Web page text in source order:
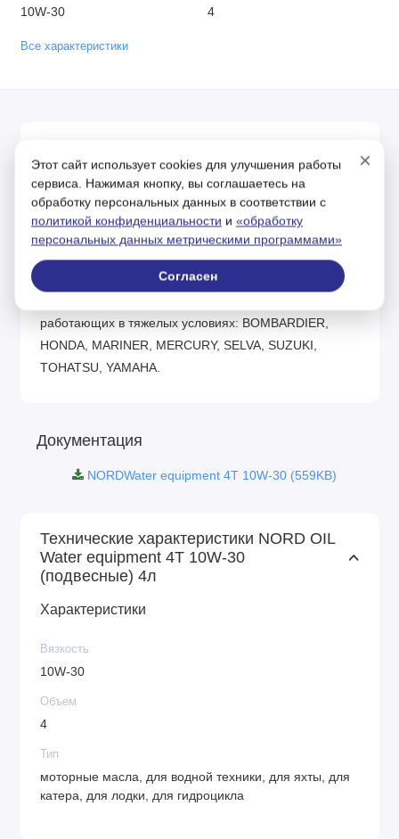
10W-30 4
Все характеристики
NORD OIL Water Equipment 4T 10/30 API SL –
моторное масло для 4-х тактных подвесных
бензиновых двигателей водных транспортных
средств. Моторное масло специально разработано
для использования в 4-х тактных подвесных
работающих в тяжелых условиях: BOMBARDIER,
HONDA, MARINER, MERCURY, SELVA, SUZUKI,
TOHATSU, YAMAHA.
Документация
NORDWater equipment 4Т 10W-30 (559KB)
Технические характеристики NORD OIL
Water equipment 4Т 10W-30
(подвесные) 4л
Характеристики
Вязкость
10W-30
Объем
4
Тип
моторные масла, для водной техники, для яхты, для
катера, для лодки, для гидроцикла
×
Этот сайт использует cookies для улучшения работы
сервиса. Нажимая кнопку, вы соглашаетесь на
обработку персональных данных в соответствии с
политикой конфиденциальности и «обработку
персональных данных метрическими программами»
Согласен